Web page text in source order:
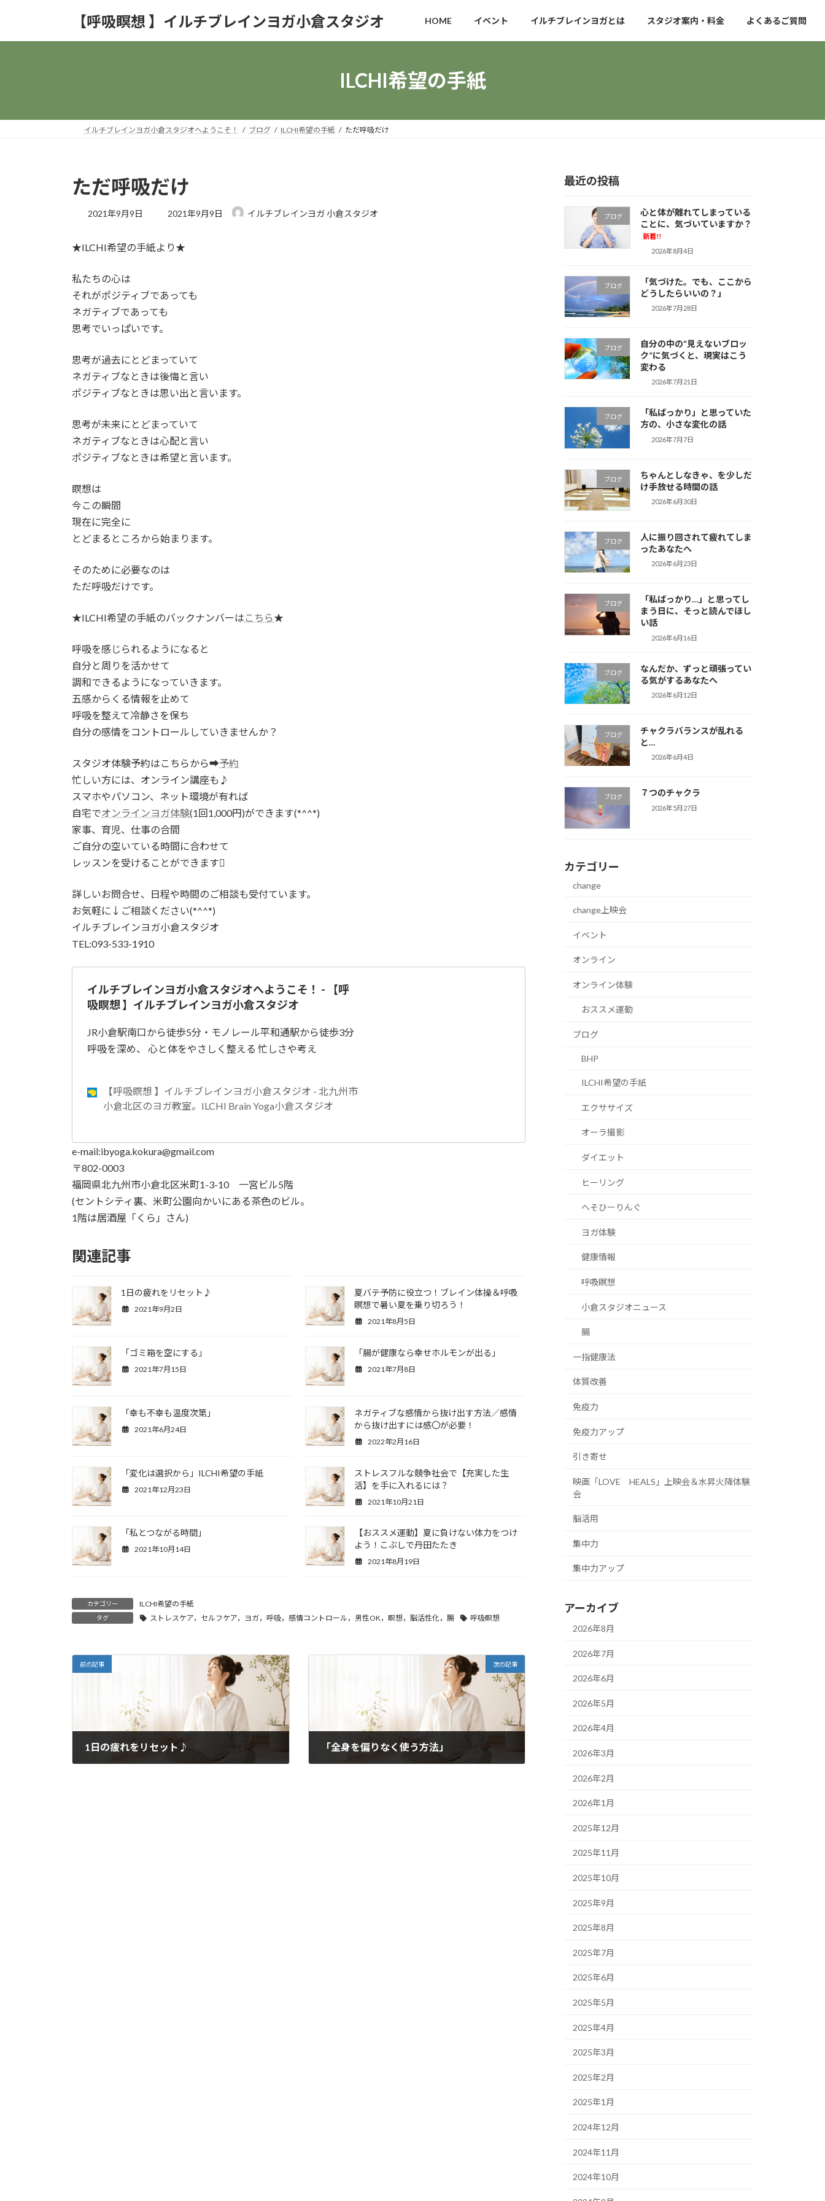
【呼吸瞑想 】イルチブレインヨガ小倉スタジオ HOME イベント イルチブレインヨガとは スタジオ案内・料金 よくあるご質問
ILCHI希望の手紙
イルチブレインヨガ小倉スタジオへようこそ！ ブログ ILCHI希望の手紙 ただ呼吸だけ
ただ呼吸だけ
2021年9月9日
最
新
2021年9月9日 イルチブレインヨガ 小倉スタジオ
★ILCHI希望の手紙より★
私たちの心は
それがポジティブであっても
ネガティブであっても
思考でいっぱいです。
思考が過去にとどまっていて
ネガティブなときは後悔と言い
ポジティブなときは思い出と言います。
思考が未来にとどまっていて
ネガティブなときは心配と言い
ポジティブなときは希望と言います。
瞑想は
今この瞬間
現在に完全に
とどまるところから始まります。
そのために必要なのは
ただ呼吸だけです。
★ILCHI希望の手紙のバックナンバーは こちら★
呼吸を感じられるようになると
自分と周りを活かせて
調和できるようになっていきます。
五感からくる情報を止めて
呼吸を整えて冷静さを保ち
自分の感情をコントロールしていきませんか？
スタジオ体験予約はこちらから➡予約
忙しい方には、オンライン講座も♪
スマホやパソコン、ネット環境が有れば
自宅でオンラインヨガ体験(1回1,000円)ができます(*^^*)
家事、育児、仕事の合間
ご自分の空いている時間に合わせて
レッスンを受けることができます
詳しいお問合せ、日程や時間のご相談も受付ています。
お気軽に↓ご相談ください(*^^*)
イルチブレインヨガ小倉スタジオ
TEL:093-533-1910
イルチブレインヨガ小倉スタジオへようこそ！ - 【呼
吸瞑想 】イルチブレインヨガ小倉スタジオ
JR小倉駅南口から徒歩5分・モノレール平和通駅から徒歩3分
呼吸を深め、 心と体をやさしく整える 忙しさや考え
【呼吸瞑想 】イルチブレインヨガ小倉スタジオ - 北九州市
小倉北区のヨガ教室。ILCHI Brain Yoga小倉スタジオ
e-mail:ibyoga.kokura@gmail.com
〒802-0003
福岡県北九州市小倉北区米町1-3-10 一宮ビル5階
(セントシティ裏、米町公園向かいにある茶色のビル。
1階は居酒屋「くら」さん)
関連記事
1日の疲れをリセット♪
2021年9月2日
夏バテ予防に役立つ！ブレイン体操＆呼吸
瞑想で暑い夏を乗り切ろう！
2021年8月5日
「ゴミ箱を空にする」
2021年7月15日
「腸が健康なら幸せホルモンが出る」
2021年7月8日
「幸も不幸も温度次第」
2021年6月24日
ネガティブな感情から抜け出す方法／感情
から抜け出すには感〇が必要！
2022年2月16日
「変化は選択から」ILCHI希望の手紙
2021年12月23日
ストレスフルな競争社会で【充実した生
活】を手に入れるには？
2021年10月21日
「私とつながる時間」
2021年10月14日
【おススメ運動】夏に負けない体力をつけ
よう！こぶしで丹田たたき
2021年8月19日
カテゴリー ILCHI希望の手紙
タグ ストレスケア，セルフケア，ヨガ，呼吸，感情コントロール，男性OK，瞑想，脳活性化，腸 呼吸瞑想
前の記事
1日の疲れをリセット♪
次の記事
「全身を偏りなく使う方法」
最近の投稿
ブログ
心と体が離れてしまっている
ことに、気づいていますか？
新着!!
2026年8月4日
ブログ
「気づけた。でも、ここから
どうしたらいいの？」
2026年7月28日
ブログ
自分の中の“見えないブロッ
ク”に気づくと、現実はこう
変わる
2026年7月21日
ブログ
「私ばっかり」と思っていた
方の、小さな変化の話
2026年7月7日
ブログ
ちゃんとしなきゃ、を少しだ
け手放せる時間の話
2026年6月30日
ブログ
人に振り回されて疲れてしま
ったあなたへ
2026年6月23日
ブログ
「私ばっかり…」と思ってし
まう日に、そっと読んでほし
い話
2026年6月16日
ブログ
なんだか、ずっと頑張ってい
る気がするあなたへ
2026年6月12日
ブログ
チャクラバランスが乱れる
と…
2026年6月4日
ブログ ７つのチャクラ
2026年5月27日
カテゴリー
change
change上映会
イベント
オンライン
オンライン体験
おススメ運動
ブログ
BHP
ILCHI希望の手紙
エクササイズ
オーラ撮影
ダイエット
ヒーリング
へそひーりんぐ
ヨガ体験
健康情報
呼吸瞑想
小倉スタジオニュース
腸
一指健康法
体質改善
免疫力
免疫力アップ
引き寄せ
映画「LOVE HEALS」上映会＆水昇火降体験
会
脳活用
集中力
集中力アップ
アーカイブ
2026年8月
2026年7月
2026年6月
2026年5月
2026年4月
2026年3月
2026年2月
2026年1月
2025年12月
2025年11月
2025年10月
2025年9月
2025年8月
2025年7月
2025年6月
2025年5月
2025年4月
2025年3月
2025年2月
2025年1月
2024年12月
2024年11月
2024年10月